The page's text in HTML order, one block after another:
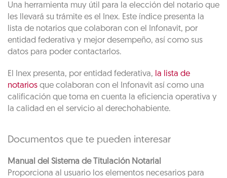
Una herramienta muy útil para la elección del notario que
les llevará su trámite es el Inex. Este índice presenta la
lista de notarios que colaboran con el Infonavit, por
entidad federativa y mejor desempeño, así como sus
datos para poder contactarlos.
El Inex presenta, por entidad federativa, la lista de
notarios que colaboran con el Infonavit así como una
calificación que toma en cuenta la eficiencia operativa y
la calidad en el servicio al derechohabiente.
Documentos que te pueden interesar
Manual del Sistema de Titulación Notarial
Proporciona al usuario los elementos necesarios para